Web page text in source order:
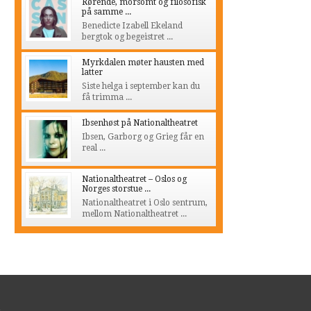
Rørende, morsomt og filosofisk
på samme ...
Benedicte Izabell Ekeland
bergtok og begeistret ...
Myrkdalen møter hausten med
latter
Siste helga i september kan du
få trimma ...
Ibsenhøst på Nationaltheatret
Ibsen, Garborg og Grieg får en
real ...
Nationaltheatret – Oslos og
Norges storstue ...
Nationaltheatret i Oslo sentrum,
mellom Nationaltheatret ...